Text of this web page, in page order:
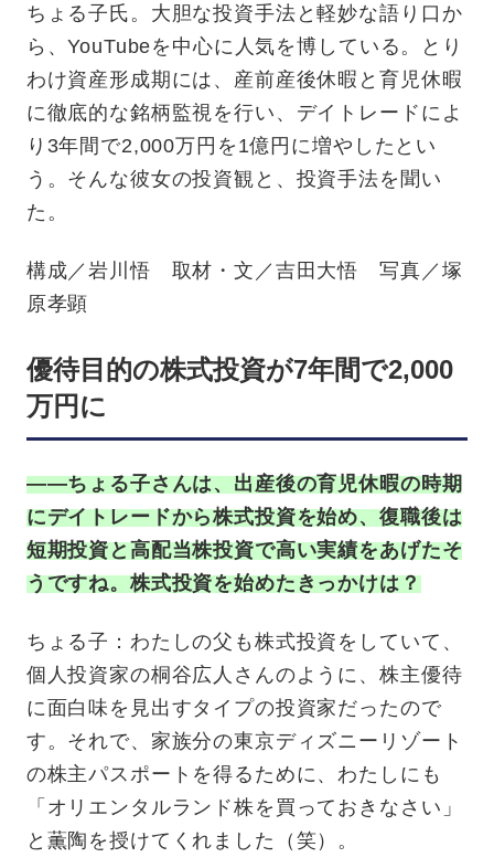
ちょる子氏。大胆な投資手法と軽妙な語り口か
ら、YouTubeを中心に人気を博している。とり
わけ資産形成期には、産前産後休暇と育児休暇
に徹底的な銘柄監視を行い、デイトレードによ
り3年間で2,000万円を1億円に増やしたとい
う。そんな彼女の投資観と、投資手法を聞い
た。
構成／岩川悟 取材・文／吉田大悟 写真／塚
原孝顕
優待目的の株式投資が7年間で2,000
万円に
——ちょる子さんは、出産後の育児休暇の時期
にデイトレードから株式投資を始め、復職後は
短期投資と高配当株投資で高い実績をあげたそ
うですね。株式投資を始めたきっかけは？
ちょる子：わたしの父も株式投資をしていて、
個人投資家の桐谷広人さんのように、株主優待
に面白味を見出すタイプの投資家だったので
す。それで、家族分の東京ディズニーリゾート
の株主パスポートを得るために、わたしにも
「オリエンタルランド株を買っておきなさい」
と薫陶を授けてくれました（笑）。